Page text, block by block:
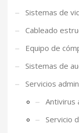
Sistemas de
Cableado
Equipo de
Sistemas de
Servicios
Antivirus
Servicio